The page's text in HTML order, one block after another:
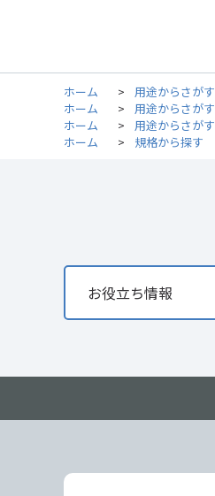
ホーム > 用途からさがす
ホーム
> 用途からさがす
ホーム
> 用途からさがす
ホーム
> 規格から探す
お役立ち情報